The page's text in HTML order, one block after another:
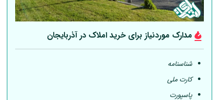
مدارک موردنیاز برای خرید املاک در آذربایجان
شناسنامه
کارت ملی
پاسپورت